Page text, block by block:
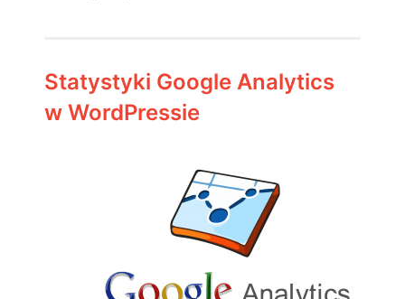
Statystyki Google Analytics
w WordPressie